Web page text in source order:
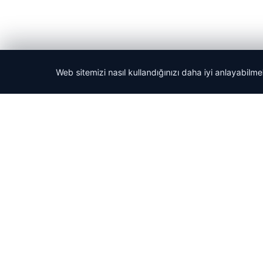
Web sitemizi nasıl kullandığınızı daha iyi